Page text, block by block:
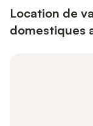
Location de
domestiques